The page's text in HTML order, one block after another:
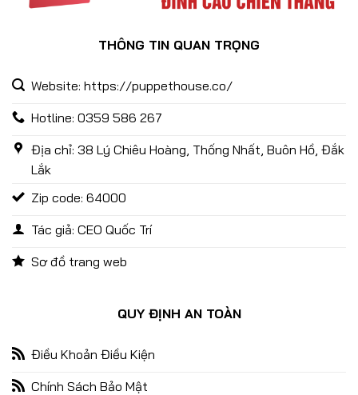
27/12/2024
Nhất 2025
09/01/2025
THÔNG TIN QUAN TRỌNG
Website: https://puppethouse.co/
Hotline: 0359 586 267
Địa chỉ: 38 Lý Chiêu Hoàng, Thống Nhất, Buôn Hồ, Đắk
Lắk
Zip code: 64000
Tác giả: CEO Quốc Trí
Sơ đồ trang web
QUY ĐỊNH AN TOÀN
Điều Khoản Điều Kiện
Chính Sách Bảo Mật